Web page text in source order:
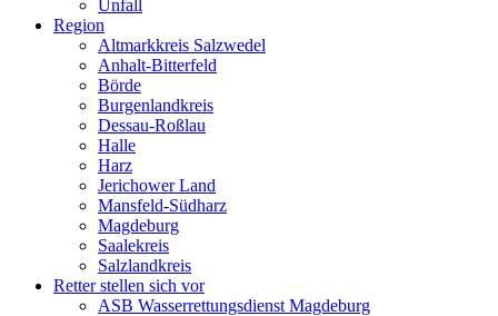
Unfall
Region
Altmarkkreis Salzwedel
Anhalt-Bitterfeld
Börde
Burgenlandkreis
Dessau-Roßlau
Halle
Harz
Jerichower Land
Mansfeld-Südharz
Magdeburg
Saalekreis
Salzlandkreis
Retter stellen sich vor
ASB Wasserrettungsdienst Magdeburg